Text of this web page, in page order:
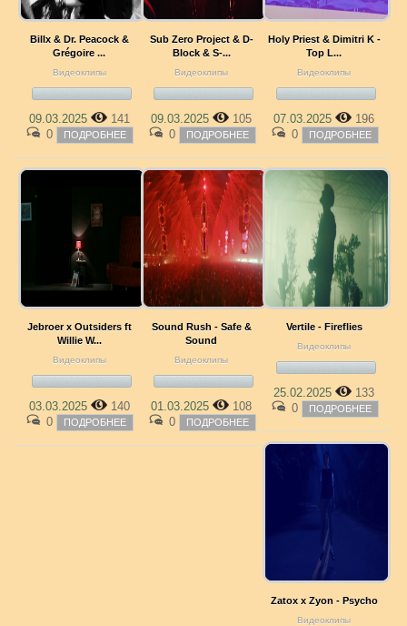
Billx & Dr. Peacock &
Grégoire ...
Видеоклипы
09.03.2025
141
0
ПОДРОБНЕЕ
Sub Zero Project & D-
Block & S-...
Видеоклипы
09.03.2025
105
0
ПОДРОБНЕЕ
Holy Priest & Dimitri K -
Top L...
Видеоклипы
07.03.2025
196
0
ПОДРОБНЕЕ
Jebroer x Outsiders ft
Willie W...
Видеоклипы
03.03.2025
140
0
ПОДРОБНЕЕ
Sound Rush - Safe &
Sound
Видеоклипы
01.03.2025
108
0
ПОДРОБНЕЕ
Vertile - Fireflies
Видеоклипы
25.02.2025
133
0
ПОДРОБНЕЕ
Zatox x Zyon - Psycho
Видеоклипы